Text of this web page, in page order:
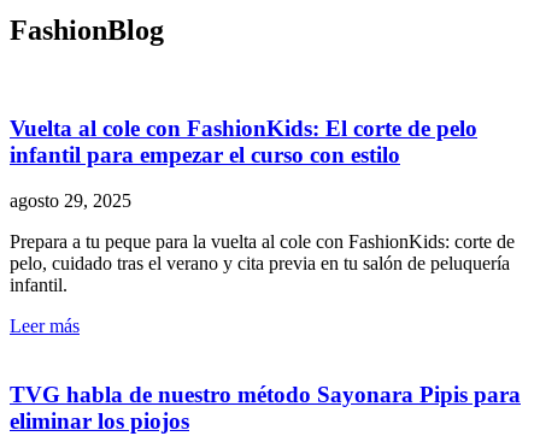
FashionBlog
Vuelta al cole con FashionKids: El corte de pelo
infantil para empezar el curso con estilo
agosto 29, 2025
Prepara a tu peque para la vuelta al cole con FashionKids: corte de
pelo, cuidado tras el verano y cita previa en tu salón de peluquería
infantil.
Leer más
TVG habla de nuestro método Sayonara Pipis para
eliminar los piojos